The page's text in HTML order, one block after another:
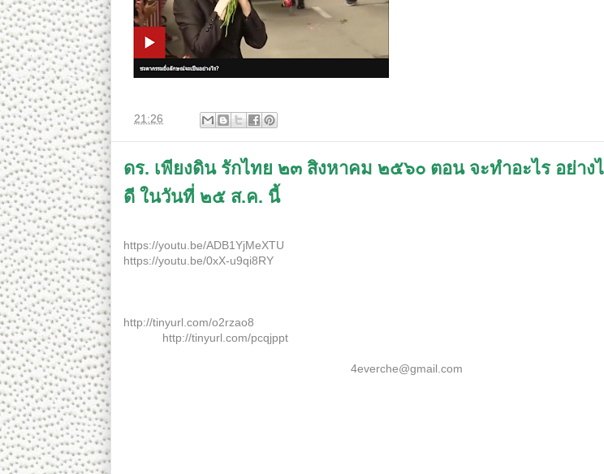
21:26
ดร. เพียงดิน รักไทย ๒๓ สิงหาคม ๒๕๖๐ ตอน จะทำอะไร อย่าง
ดี ในวันที่ ๒๕ ส.ค. นี้
https://youtu.be/ADB1YjMeXTU
https://youtu.be/0xX-u9qi8RY
http://tinyurl.com/o2rzao8
http://tinyurl.com/pcqjppt
4everche@gmail.com